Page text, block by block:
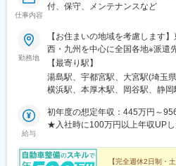
張駅、成田駅、大神宮下駅、勝田
駅、御茶ノ水駅、飯田橋駅、要
駅、赤羽駅、都電雑司ケ谷駅、代
駅、蒲田駅、大崎駅、溜池山王
八王子駅、京王多摩センター駅
駅、東静岡駅、第一通り駅、岩
駅、西枇杷島駅、膳所駅、三宮・
城北詰駅、大雲寺前駅、高松築港
野御徒町駅、三河島駅、水道橋
京都)、東池袋四丁目駅、白金高
仕事内容
付、保守、メンテナンスなど
勤務地
【お住まいの地域を考慮します
西・九州を中心に全国各地※派遣
ついては下記「勤務地一覧」を
変更がある場合の範囲：当社に
の定める場所。詳細は就業条件明
（費用：月2～4万円）※自宅通勤
宅を用意いたします。【受動喫煙
【最寄り駅】
湯島駅、宇都宮駅、大宮駅(埼玉
横浜駅、本厚木駅、岡谷駅、静
駅(阪神)、広島駅、祇園駅(福岡県
本町駅、神奈川駅、近鉄四日市
給与
初年度の想定年収：445万円～
★入社時に100万円以上年収UP
【完全週休2日制・